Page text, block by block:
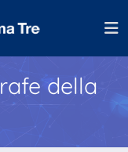
della